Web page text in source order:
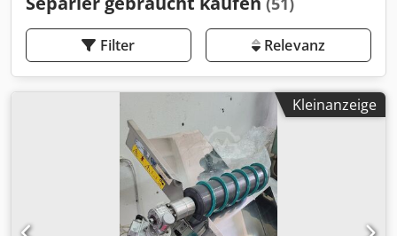
Filter Relevanz
Kleinanzeige